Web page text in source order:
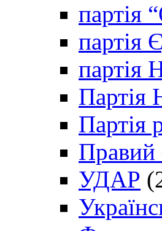
партія
партія
партія
Партія
Партія
Правий
УДАР